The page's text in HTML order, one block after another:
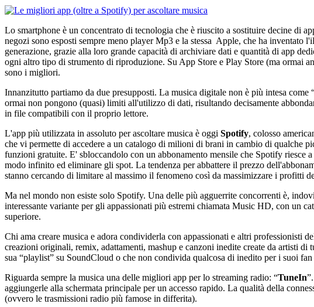
Lo smartphone è un concentrato di tecnologia che è riuscito a sostituire decine di
negozi sono esposti sempre meno player Mp3 e la stessa Apple, che ha inventato
generazione, grazie alla loro grande capacità di archiviare dati e quantità di app
ogni altro tipo di strumento di riproduzione. Su App Store e Play Store (ma ormai
sono i migliori.
Innanzitutto partiamo da due presupposti. La musica digitale non è più intesa
ormai non pongono (quasi) limiti all'utilizzo di dati, risultando decisamente
in file compatibili con il proprio lettore.
L'app più utilizzata in assoluto per ascoltare musica è oggi Spotify, colosso
che vi permette di accedere a un catalogo di milioni di brani in cambio di qualche
funzioni gratuite. E' sbloccandolo con un abbonamento mensile che Spotify riesce
modo infinito ed eliminare gli spot. La tendenza per abbattere il prezzo
stanno cercando di limitare al massimo il fenomeno così da massimizzare i profitti
Ma nel mondo non esiste solo Spotify. Una delle più agguerrite concorrenti è,
interessante variante per gli appassionati più estremi chiamata Music HD, con un
superiore.
Chi ama creare musica e adora condividerla con appassionati e altri professionisti
creazioni originali, remix, adattamenti, mashup e canzoni inedite create da artisti
sua “playlist” su SoundCloud o che non condivida qualcosa di inedito per i suoi fan
Riguarda sempre la musica una delle migliori app per lo streaming radio: “TuneIn
aggiungerle alla schermata principale per un accesso rapido. La qualità della
(ovvero le trasmissioni radio più famose in differita).